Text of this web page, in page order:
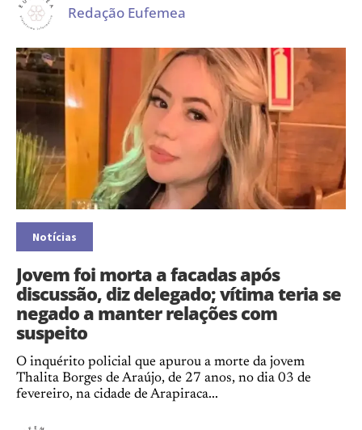
Redação Eufemea
Notícias
Jovem foi morta a facadas após
discussão, diz delegado; vítima teria se
negado a manter relações com
suspeito
O inquérito policial que apurou a morte da jovem
Thalita Borges de Araújo, de 27 anos, no dia 03 de
fevereiro, na cidade de Arapiraca...